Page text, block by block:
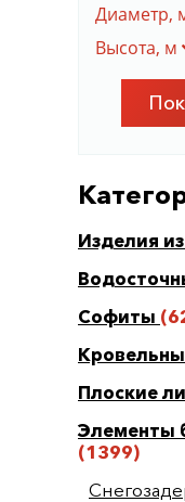
Диаметр,
Высота, м
Изделия
Софиты
Плоские
Элементы
(1399)